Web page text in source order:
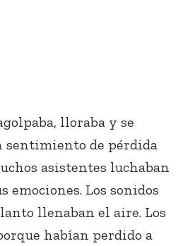
lloraba y se
sentimiento de pérdida
asistentes luchaban
emociones. Los sonidos
llenaban el aire. Los
habían perdido a